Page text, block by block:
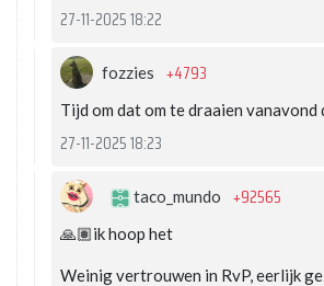
27-11-2025 18:22
fozzies +4793
Tijd om dat om te draaien vanavond
27-11-2025 18:23
taco_mundo +92565
🙏🏽ik hoop het
Weinig vertrouwen in RvP, eerlijk